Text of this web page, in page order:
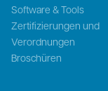
Software & Tools
Zertifizierungen und
Verordnungen
Broschüren